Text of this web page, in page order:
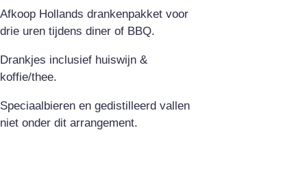
Afkoop Hollands drankenpakket voor
drie uren tijdens diner of BBQ.
Drankjes inclusief huiswijn &
koffie/thee.
Speciaalbieren en gedistilleerd vallen
niet onder dit arrangement.